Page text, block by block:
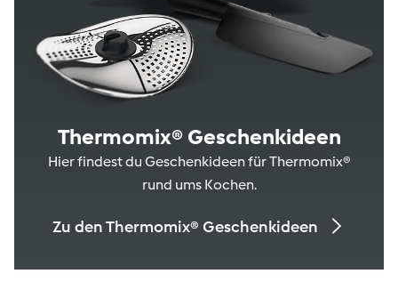
Thermomix® Geschenkideen
Hier findest du Geschenkideen für Thermomix®
rund ums Kochen.
Zu den Thermomix® Geschenkideen